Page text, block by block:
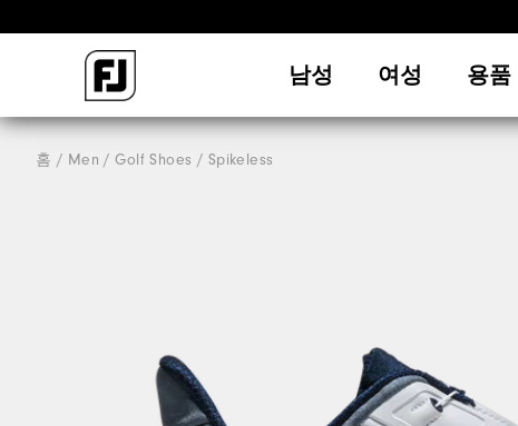
남성 여성 용품
홈 Men Golf Shoes Spikeless